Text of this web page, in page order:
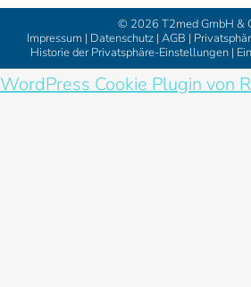
© 2026 T2med GmbH &
Impressum | Datenschutz| AGB |
Historie der Privatsphäre-Einstellungen|
WordPress Cookie Plugin von